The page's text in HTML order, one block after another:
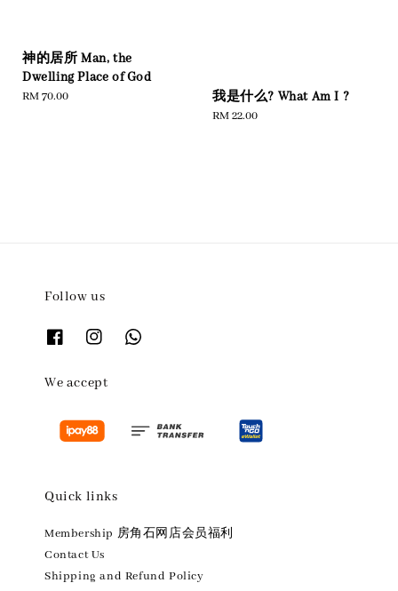
神的居所 Man, the
Dwelling Place of God
Regular
RM 70.00 我是什么? What Am I ?
Regular
RM 22.00
Follow us
We accept
Quick links
Membership 房角石网店会员福利
Contact Us
Shipping and Refund Policy